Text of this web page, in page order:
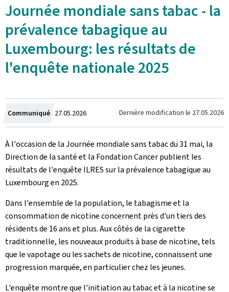
Journée mondiale sans tabac - la
prévalence tabagique au
Luxembourg: les résultats de
l'enquête nationale 2025
Communiqué Crée
le
27.05.2026 Dernière modification le 27.05.2026
À l'occasion de la Journée mondiale sans tabac du 31 mai, la
Direction de la santé et la Fondation Cancer publient les
résultats de l'enquête ILRES sur la prévalence tabagique au
Luxembourg en 2025.
Dans l'ensemble de la population, le tabagisme et la
consommation de nicotine concernent près d'un tiers des
résidents de 16 ans et plus. Aux côtés de la cigarette
traditionnelle, les nouveaux produits à base de nicotine, tels
que le vapotage ou les sachets de nicotine, connaissent une
progression marquée, en particulier chez les jeunes.
L'enquête montre que l'initiation au tabac et à la nicotine se